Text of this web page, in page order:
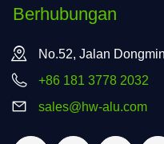
Berhubungan
No.52, Jalan
+86 181 3778 2032
sales@hw-alu.com